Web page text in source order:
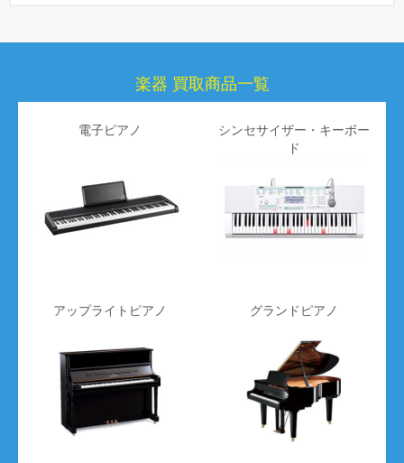
step 4
楽器 買取商品一覧
電子ピアノ
シンセサイザー・キーボー
ド
アップライトピアノ グランドピアノ